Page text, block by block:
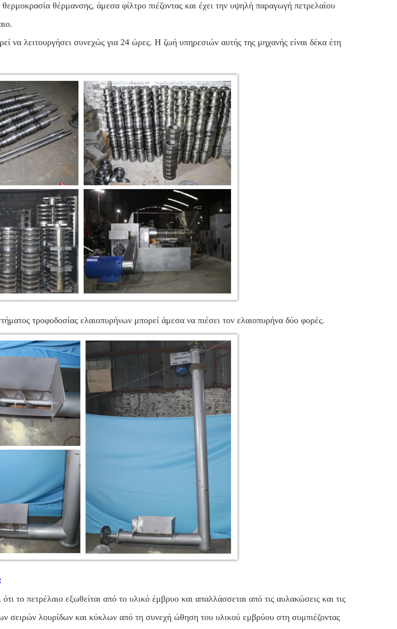
θέρμανσης, άμεσα φίλτρο πιέζοντας και έχει την υψηλή παραγωγή πετρελαίου
να λειτουργήσει συνεχώς για 24 ώρες. Η ζωή υπηρεσιών αυτής της μηχανής είναι δέκα έτη
τροφοδοσίας ελαιοπυρήνων μπορεί άμεσα να πιέσει τον ελαιοπυρήνα δύο φορές.
το πετρέλαιο εξωθείται από το υλικό έμβρυο και απαλλάσσεται από τις αυλακώσεις και τις
σειρών λουρίδων και κύκλων από τη συνεχή ώθηση του υλικού εμβρύου στη συμπιέζοντας